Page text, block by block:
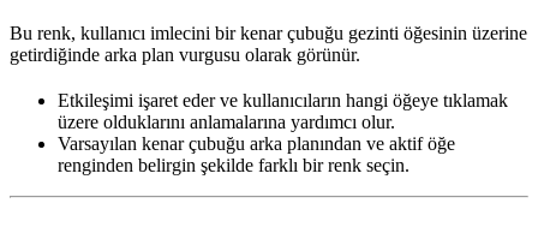
Bu renk, kullanıcı imlecini bir kenar çubuğu gezinti öğesinin üzerine
getirdiğinde arka plan vurgusu olarak görünür.
Etkileşimi işaret eder ve kullanıcıların hangi öğeye tıklamak
üzere olduklarını anlamalarına yardımcı olur.
Varsayılan kenar çubuğu arka planından ve aktif öğe
renginden belirgin şekilde farklı bir renk seçin.